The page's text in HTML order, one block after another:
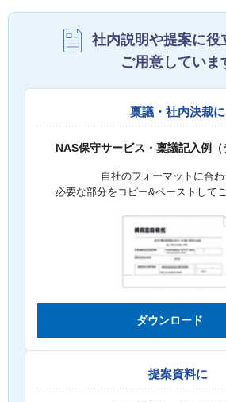
社内説明や提案に役
ご用意していま
稟議・社内決裁に
NAS保守サービス・稟議記入例（
自社のフォーマットに合わ
必要な部分をコピー&ペーストして
ダウンロード
提案資料に